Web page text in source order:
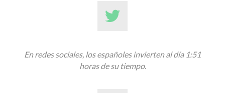
En redes sociales, los españoles invierten al día 1:51
horas de su tiempo.